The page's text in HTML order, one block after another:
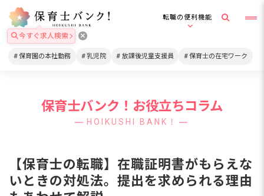
転職の便利機能
今すぐ求人検索
保育園の本社勤務 乳児院 放課後児童支援員 保育士の在宅ワーク
保育士バンク！お役立ちコラム
HOIKUSHI BANK！
【保育士の転職】在職証明書がもらえな
いときの対処法。提出を求められる理由